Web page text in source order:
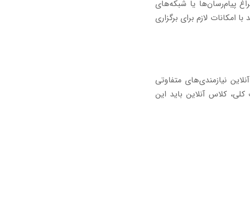
پیام‌رسان‌ها یا شبکه‌های
امکانات لازم برای برگزاری
نیازمندی‌های متفاوتی
کلاس آنلاین باید این